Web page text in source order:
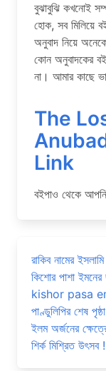
বুঝাবুঝি কখনোই
হোক, সব মিলিয়ে
অনুবাদ নিয়ে
কোন অনুবাদকের বই
না। আমার কাছে
The
Link
বইপাও থেকে
রাকিব নামের
কিশোর পাশা
kishor pasa
পাণ্ডুলিপির শেষ
ইলম অর্জনের
শির্ক মিশ্রিত উৎসব !